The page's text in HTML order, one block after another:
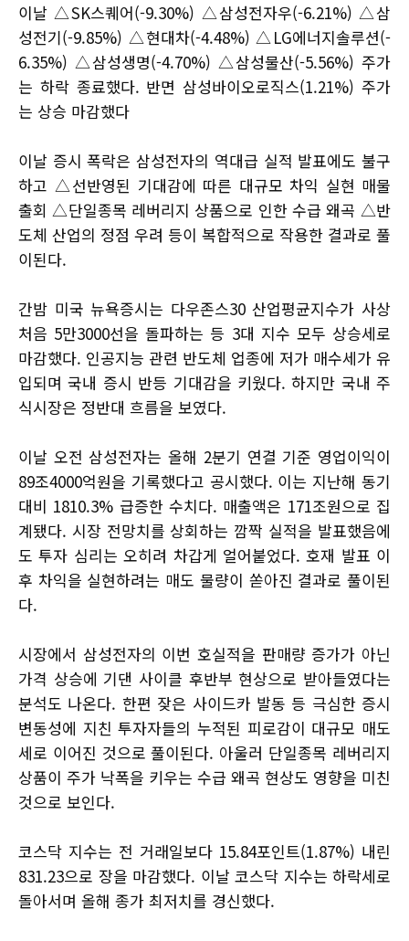
이날 △SK스퀘어(-9.30%) △삼성전자우(-6.21%) △삼
성전기(-9.85%) △현대차(-4.48%) △LG에너지솔루션(-
6.35%) △삼성생명(-4.70%) △삼성물산(-5.56%) 주가
는 하락 종료했다. 반면 삼성바이오로직스(1.21%) 주가
는 상승 마감했다
이날 증시 폭락은 삼성전자의 역대급 실적 발표에도 불구
하고 △선반영된 기대감에 따른 대규모 차익 실현 매물
출회 △단일종목 레버리지 상품으로 인한 수급 왜곡 △반
도체 산업의 정점 우려 등이 복합적으로 작용한 결과로 풀
이된다.
간밤 미국 뉴욕증시는 다우존스30 산업평균지수가 사상
처음 5만3000선을 돌파하는 등 3대 지수 모두 상승세로
마감했다. 인공지능 관련 반도체 업종에 저가 매수세가 유
입되며 국내 증시 반등 기대감을 키웠다. 하지만 국내 주
식시장은 정반대 흐름을 보였다.
이날 오전 삼성전자는 올해 2분기 연결 기준 영업이익이
89조4000억원을 기록했다고 공시했다. 이는 지난해 동기
대비 1810.3% 급증한 수치다. 매출액은 171조원으로 집
계됐다. 시장 전망치를 상회하는 깜짝 실적을 발표했음에
도 투자 심리는 오히려 차갑게 얼어붙었다. 호재 발표 이
후 차익을 실현하려는 매도 물량이 쏟아진 결과로 풀이된
다.
시장에서 삼성전자의 이번 호실적을 판매량 증가가 아닌
가격 상승에 기댄 사이클 후반부 현상으로 받아들였다는
분석도 나온다. 한편 잦은 사이드카 발동 등 극심한 증시
변동성에 지친 투자자들의 누적된 피로감이 대규모 매도
세로 이어진 것으로 풀이된다. 아울러 단일종목 레버리지
상품이 주가 낙폭을 키우는 수급 왜곡 현상도 영향을 미친
것으로 보인다.
코스닥 지수는 전 거래일보다 15.84포인트(1.87%) 내린
831.23으로 장을 마감했다. 이날 코스닥 지수는 하락세로
돌아서며 올해 종가 최저치를 경신했다.